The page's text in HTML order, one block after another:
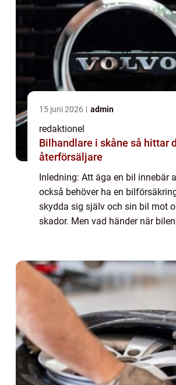
15 juni 2026 admin
redaktionel
Bilhandlare i skåne så hittar du rätt
återförsäljare
Inledning: Att äga en bil innebär
också behöver ha en
skydda sig själv och sin bil mot
skador. Men vad händer när